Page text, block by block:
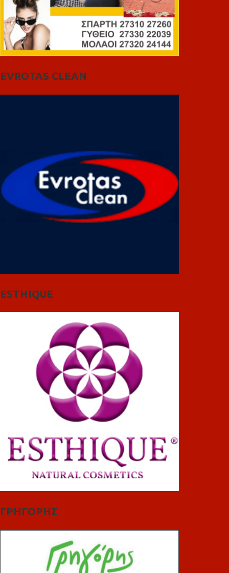
EVROTAS CLEAN
ESTHIQUE
ΓΡΗΓΟΡΗΣ